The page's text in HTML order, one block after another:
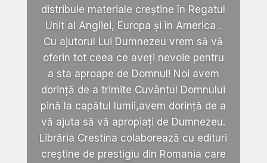
distribuie materiale creștine în Regatul
Unit al Angliei, Europa și în America .
Cu ajutorul Lui Dumnezeu vrem să vă
oferin tot ceea ce aveți nevoie pentru
a sta aproape de Domnul! Noi avem
dorință de a trimite Cuvântul Domnului
pină la capătul lumii,avem dorință de a
vă ajuta să vă apropiați de Dumnezeu.
Librăria Crestina colaborează cu edituri
creștine de prestigiu din Romania care